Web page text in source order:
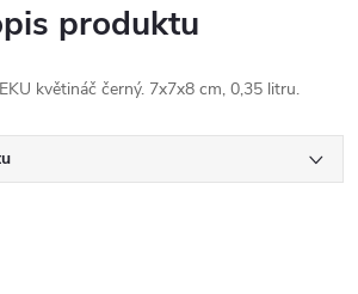
produktu
květináč černý. 7x7x8 cm, 0,35 litru.